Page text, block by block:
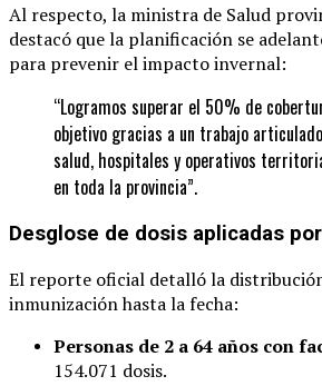
Al respecto, la ministra de Salud
destacó que la planificación se
para prevenir el impacto invernal:
“Logramos superar el 50% de
objetivo gracias a un trabajo
salud, hospitales y operativos
en toda la provincia”.
Desglose de dosis aplicadas
El reporte oficial detalló la
inmunización hasta la fecha:
Personas de 2 a 64 años con
154.071 dosis.